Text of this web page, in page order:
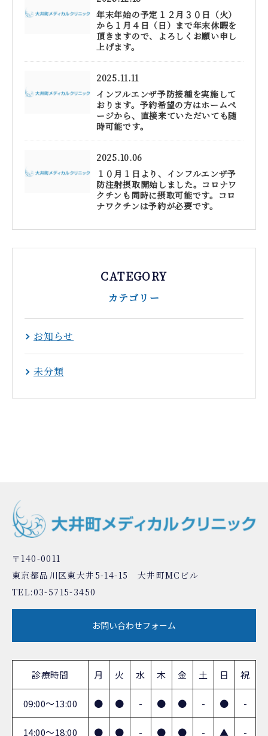
年末年始の予定１２月３０日（火）
から１月４日（日）まで年末休暇を
頂きますので、よろしくお願い申し
上げます。
2025.11.11
インフルエンザ予防接種を実施して
おります。予約希望の方はホームペ
ージから、直接来ていただいても随
時可能です。
2025.10.06
１０月１日より、インフルエンザ予
防注射摂取開始しました。コロナワ
クチンも同時に摂取可能です。コロ
ナワクチンは予約が必要です。
CATEGORY
カテゴリー
お知らせ
未分類
〒140-0011
東京都品川区東大井5-14-15 大井町MCビル
TEL:03-5715-3450
お問い合わせフォーム
診療時間 月 火 水 木 金 土 日 祝
09:00～13:00 ● ● - ● ● - ● -
14:00～18:00 ● ● - ● ● - ▲ -